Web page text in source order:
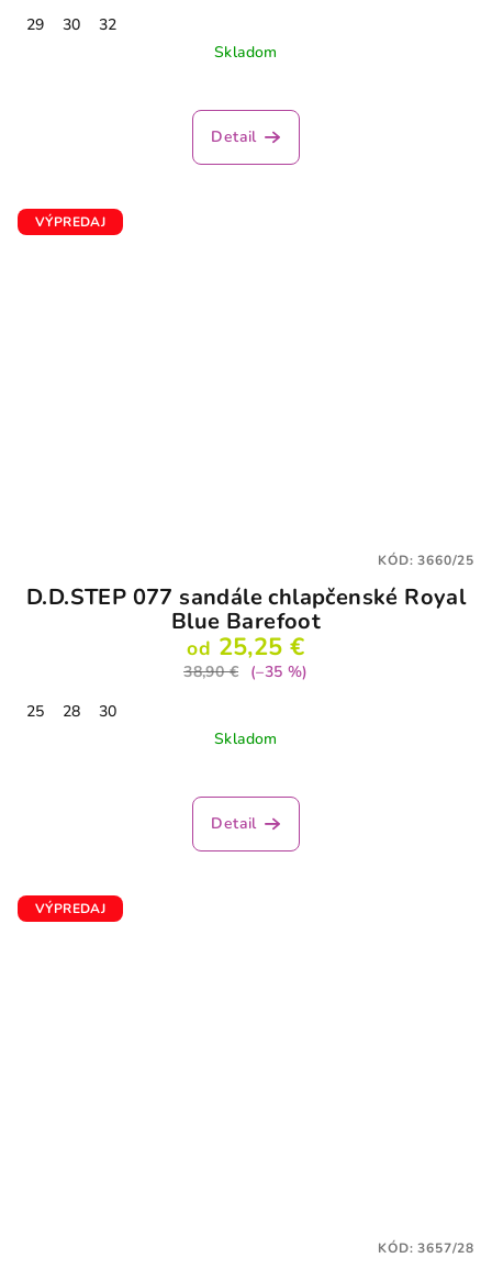
29 30
32
Skladom
Detail
VÝPREDAJ
D.D.STEP 077 sandále chlapčenské Royal
Blue Barefoot
od 25,25 €
38,90 €
(–35 %)
25
28
30
Skladom
hodnotenie
produktu
Detail
KÓD:3660/25
VÝPREDAJ
KÓD:3657/28